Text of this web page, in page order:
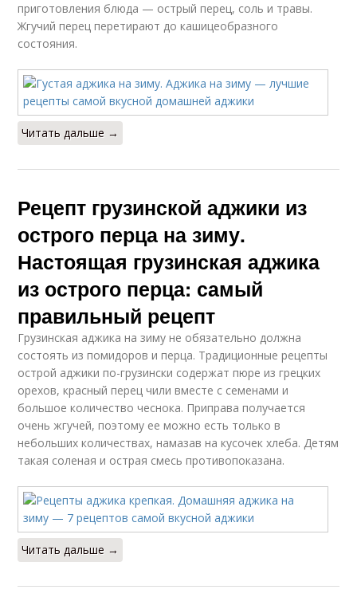
приготовления блюда — острый перец, соль и травы.
Жгучий перец перетирают до кашицеобразного
состояния.
Читать дальше →
Рецепт грузинской аджики из
острого перца на зиму.
Настоящая грузинская аджика
из острого перца: самый
правильный рецепт
Грузинская аджика на зиму не обязательно должна
состоять из помидоров и перца. Традиционные рецепты
острой аджики по-грузински содержат пюре из грецких
орехов, красный перец чили вместе с семенами и
большое количество чеснока. Приправа получается
очень жгучей, поэтому ее можно есть только в
небольших количествах, намазав на кусочек хлеба. Детям
такая соленая и острая смесь противопоказана.
Читать дальше →